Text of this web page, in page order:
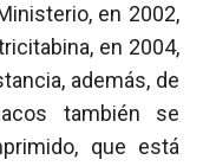
en 2002,
en 2004,
además, de
también se
que está